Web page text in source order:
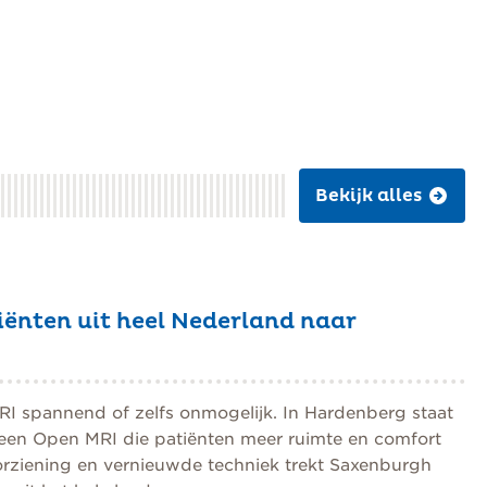
Bekijk alles
uit heel Nederland naar
spannend of zelfs onmogelijk. In Hardenberg staat
Open MRI die patiënten meer ruimte en comfort
en vernieuwde techniek trekt Saxenburgh